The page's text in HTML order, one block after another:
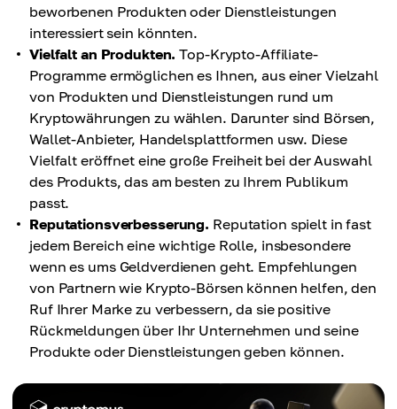
beworbenen Produkten oder Dienstleistungen
interessiert sein könnten.
Vielfalt an Produkten. Top-Krypto-Affiliate-
Programme ermöglichen es Ihnen, aus einer Vielzahl
von Produkten und Dienstleistungen rund um
Kryptowährungen zu wählen. Darunter sind Börsen,
Wallet-Anbieter, Handelsplattformen usw. Diese
Vielfalt eröffnet eine große Freiheit bei der Auswahl
des Produkts, das am besten zu Ihrem Publikum
passt.
Reputationsverbesserung. Reputation spielt in fast
jedem Bereich eine wichtige Rolle, insbesondere
wenn es ums Geldverdienen geht. Empfehlungen
von Partnern wie Krypto-Börsen können helfen, den
Ruf Ihrer Marke zu verbessern, da sie positive
Rückmeldungen über Ihr Unternehmen und seine
Produkte oder Dienstleistungen geben können.